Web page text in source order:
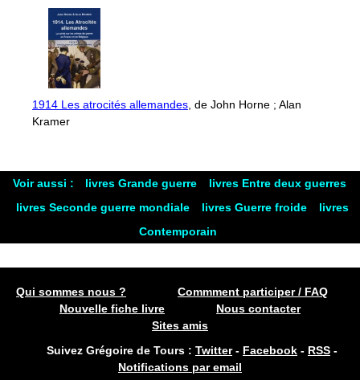
1914 Les atrocités allemandes , de John Horne ; Alan
Kramer
Voir aussi : livres Grande guerre
livres Entre deux guerres
livres Seconde guerre mondiale
livres Guerre froide
livres
Contemporain
Qui sommes nous ?
Commment participer / FAQ
Nouvelle fiche livre
Nous contacter
Sites amis
Suivez Grégoire de Tours : Twitter- Facebook - RSS -
Notifications par email